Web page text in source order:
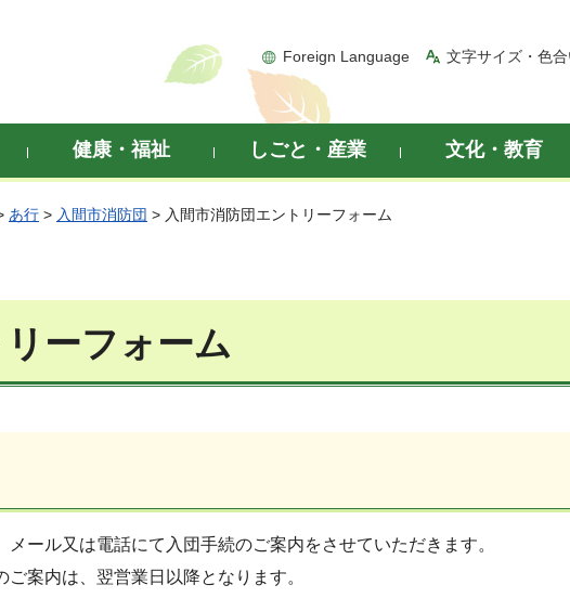
Foreign Language 文字サイズ・色
健康・福祉 しごと・産業 文化・教育
あ行 > 入間市消防団 > 入間市消防団エントリーフォーム
ーフォーム
ール又は電話にて入団手続のご案内をさせていただきます。
案内は、翌営業日以降となります。